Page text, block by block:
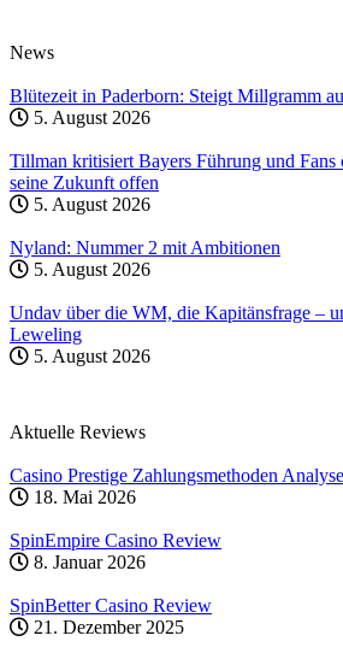
News
Blütezeit in Paderborn: Steigt Millgramm
5. August 2026
Tillman kritisiert Bayers Führung und Fans
seine Zukunft offen
5. August 2026
Nyland: Nummer 2 mit Ambitionen
5. August 2026
Undav über die WM, die Kapitänsfrage –
Leweling
5. August 2026
Aktuelle Reviews
Casino Prestige Zahlungsmethoden Analyse
18. Mai 2026
SpinEmpire Casino Review
8. Januar 2026
SpinBetter Casino Review
21. Dezember 2025